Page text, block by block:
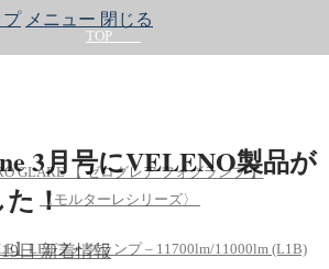
プ メニュー 閉じる
TOP
GLARE 【 ゼログレア フォグランプ 】
〈モルターレシリーズ〉
】LEDフォグランプ – 11700lm/11000lm (L1B)
3月号にVELENO製品が
！
日新着情報